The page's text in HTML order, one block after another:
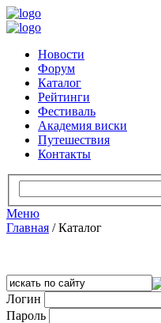
Новости
Форум
Каталог
Рейтинги
Фестиваль
Академия виски
Путешествия
Контакты
Меню
Главная /Каталог
Логин
Пароль